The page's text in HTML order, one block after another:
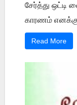
சேர்த்து ஒட்டி
காரணம்
Read More